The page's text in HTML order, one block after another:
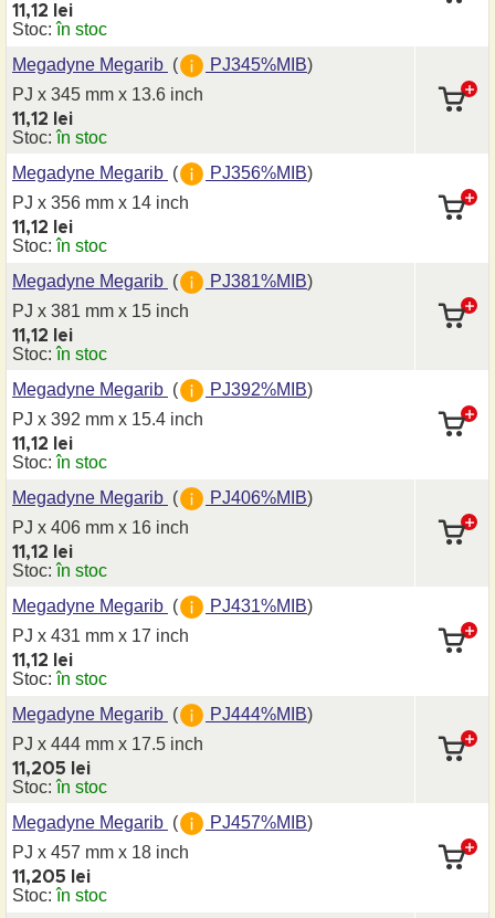
11,12 lei
Stoc:în stoc
Megadyne Megarib ( PJ345%MIB)
PJ x 345 mm x 13.6 inch
11,12 lei
Stoc:în stoc
Megadyne Megarib ( PJ356%MIB)
PJ x 356 mm x 14 inch
11,12 lei
Stoc:în stoc
Megadyne Megarib ( PJ381%MIB)
PJ x 381 mm x 15 inch
11,12 lei
Stoc:în stoc
Megadyne Megarib ( PJ392%MIB)
PJ x 392 mm x 15.4 inch
11,12 lei
Stoc:în stoc
Megadyne Megarib ( PJ406%MIB)
PJ x 406 mm x 16 inch
11,12 lei
Stoc:în stoc
Megadyne Megarib ( PJ431%MIB)
PJ x 431 mm x 17 inch
11,12 lei
Stoc:în stoc
Megadyne Megarib ( PJ444%MIB)
PJ x 444 mm x 17.5 inch
11,205 lei
Stoc:în stoc
Megadyne Megarib ( PJ457%MIB)
PJ x 457 mm x 18 inch
11,205 lei
Stoc:în stoc